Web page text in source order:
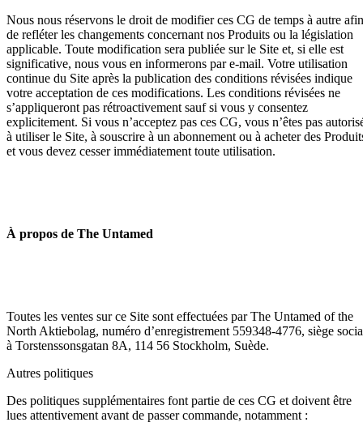
Nous nous réservons le droit de modifier ces CG de temps à autre afin
de refléter les changements concernant nos Produits ou la législation
applicable. Toute modification sera publiée sur le Site et, si elle est
significative, nous vous en informerons par e-mail. Votre utilisation
continue du Site après la publication des conditions révisées indique
votre acceptation de ces modifications. Les conditions révisées ne
s’appliqueront pas rétroactivement sauf si vous y consentez
explicitement. Si vous n’acceptez pas ces CG, vous n’êtes pas
à utiliser le Site, à souscrire à un abonnement ou à acheter des
et vous devez cesser immédiatement toute utilisation.
À propos de The Untamed
Toutes les ventes sur ce Site sont effectuées par The Untamed of the
North Aktiebolag, numéro d’enregistrement 559348-4776, siège
à Torstenssonsgatan 8A, 114 56 Stockholm, Suède.
Autres politiques
Des politiques supplémentaires font partie de ces CG et doivent être
lues attentivement avant de passer commande, notamment :